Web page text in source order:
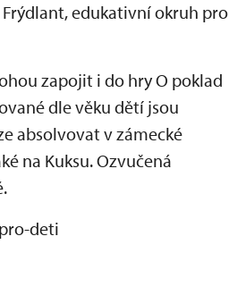
edukativní okruh pro
zapojit i do hry O poklad
dle věku dětí jsou
absolvovat v zámecké
na Kuksu. Ozvučená
deti